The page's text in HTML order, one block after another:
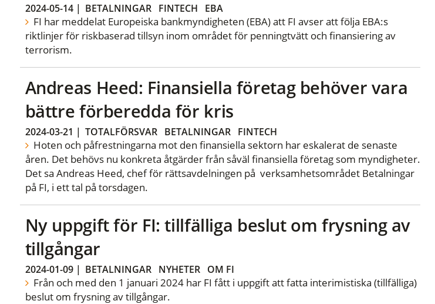
2024-05-14| BETALNINGAR FINTECH EBA
FI har meddelat Europeiska bankmyndigheten (EBA) att FI avser att följa EBA:s
riktlinjer för riskbaserad tillsyn inom området för penningtvätt och finansiering av
terrorism.
Andreas Heed: Finansiella företag behöver vara
bättre förberedda för kris
2024-03-21 | TOTALFÖRSVAR BETALNINGAR FINTECH
Hoten och påfrestningarna mot den finansiella sektorn har eskalerat de senaste
åren. Det behövs nu konkreta åtgärder från såväl finansiella företag som myndigheter.
Det sa Andreas Heed, chef för rättsavdelningen på verksamhetsområdet Betalningar
på FI, i ett tal på torsdagen.
Ny uppgift för FI: tillfälliga beslut om frysning av
tillgångar
2024-01-09| BETALNINGAR NYHETER OM FI
Från och med den 1 januari 2024 har FI fått i uppgift att fatta interimistiska (tillfälliga)
beslut om frysning av tillgångar.